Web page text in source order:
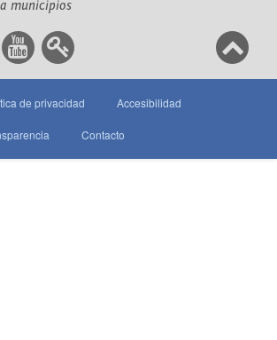
municipios
de privacidad Accesibilidad
Contacto